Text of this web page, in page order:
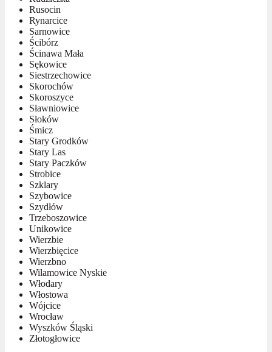
Rusocin
Rynarcice
Sarnowice
Ścibórz
Ścinawa Mała
Sękowice
Siestrzechowice
Skorochów
Skoroszyce
Sławniowice
Słoków
Śmicz
Stary Grodków
Stary Las
Stary Paczków
Strobice
Szklary
Szybowice
Szydłów
Trzeboszowice
Unikowice
Wierzbie
Wierzbięcice
Wierzbno
Wilamowice Nyskie
Włodary
Włostowa
Wójcice
Wrocław
Wyszków Śląski
Złotogłowice